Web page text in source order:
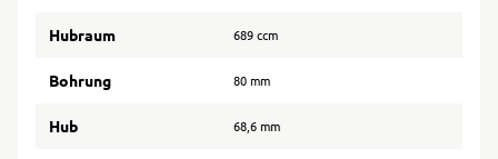
Hubraum 689 ccm
Bohrung 80 mm
Hub 68,6 mm